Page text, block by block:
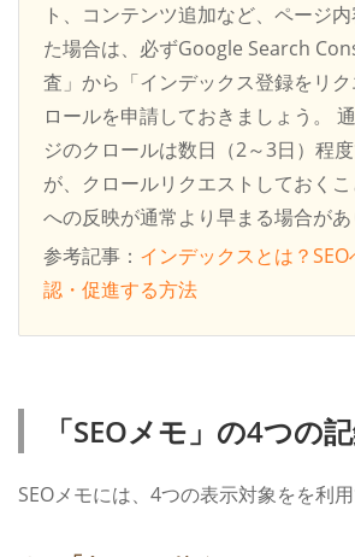
ト、コンテンツ追加など、ページ
た場合は、必ずGoogle Search
査」から「インデックス登録をリ
ロールを申請しておきましょう。
ジのクロールは数日（2～3日）程
が、クロールリクエストしておく
への反映が通常より早まる場合があ
参考記事： インデックスとは？
認・促進する方法
「SEOメモ」の4つの
SEOメモには、4つの表示対象をを利用